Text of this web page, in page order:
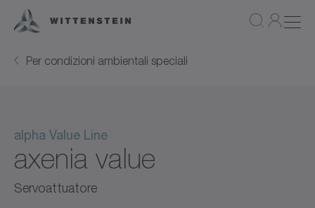
Per condizioni ambientali speciali
alpha Value Line
axenia value
Servoattuatore